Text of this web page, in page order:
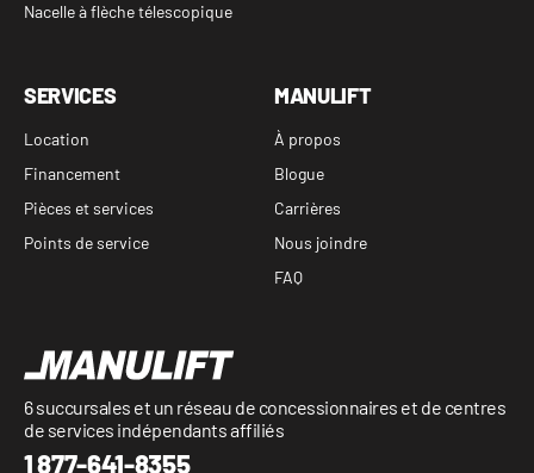
Nacelle à flèche télescopique
SERVICES
Location
Financement
Pièces et services
Points de service
MANULIFT
À propos
Blogue
Carrières
Nous joindre
FAQ
6 succursales et un réseau de concessionnaires et de centres
de services indépendants affiliés
1 877-641-8355